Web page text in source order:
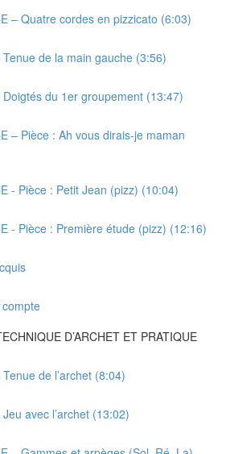
– Quatre cordes en pizzicato (6:03)
de la main gauche (3:56)
du 1er groupement (13:47)
– Pièce : Ah vous dirais-je maman
- Pièce : Petit Jean (pizz) (10:04)
- Pièce : Première étude (pizz) (12:16)
D’ARCHET ET PRATIQUE
de l’archet (8:04)
avec l’archet (13:02)